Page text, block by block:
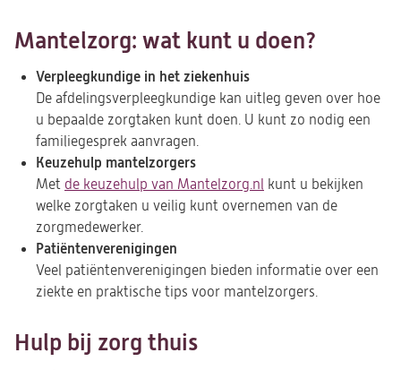
een
tab)
Mantelzorg: wat kunt u doen?
Verpleegkundige in het ziekenhuis
De afdelingsverpleegkundige kan uitleg geven over hoe
u bepaalde zorgtaken kunt doen. U kunt zo nodig een
familiegesprek aanvragen.
Keuzehulp mantelzorgers
Met de keuzehulp van Mantelzorg.nl (opent
in
tab)
kunt u bekijken
welke zorgtaken u veilig kunt overnemen van de
zorgmedewerker.
Patiëntenverenigingen
Veel patiëntenverenigingen bieden informatie over een
ziekte en praktische tips voor mantelzorgers.
Hulp bij zorg thuis